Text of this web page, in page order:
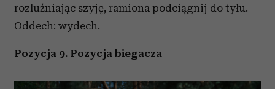
rozluźniając szyję, ramiona podciągnij do tyłu.
Oddech: wydech.
Pozycja 9. Pozycja biegacza